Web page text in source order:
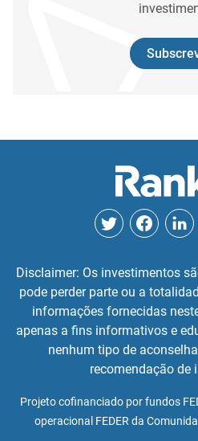
Disclaimer: Os investimentos
pode perder parte ou a
informações fornecidas
apenas a fins informativos e
nenhum tipo de
recomendação de
Projeto cofinanciado por fundos
operacional FEDER da